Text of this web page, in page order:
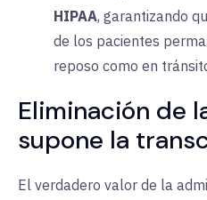
HIPAA, garantizando
de los pacientes
reposo como en
Eliminación de
supone la
El verdadero valor de la